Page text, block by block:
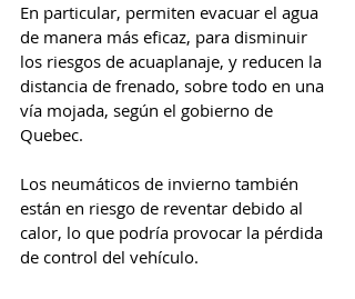
En particular, permiten evacuar el agua
de manera más eficaz, para disminuir
los riesgos de acuaplanaje, y reducen la
distancia de frenado, sobre todo en una
vía mojada, según el gobierno de
Quebec.
Los neumáticos de invierno también
están en riesgo de reventar debido al
calor, lo que podría provocar la pérdida
de control del vehículo.